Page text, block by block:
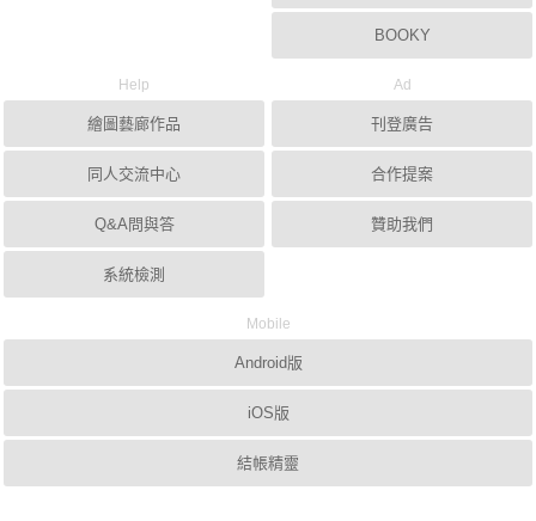
BOOKY
Help
繪圖藝廊作品
同人交流中心
Q&A問與答
系統檢測
Ad
刊登廣告
合作提案
贊助我們
Mobile
Android版
iOS版
結帳精靈